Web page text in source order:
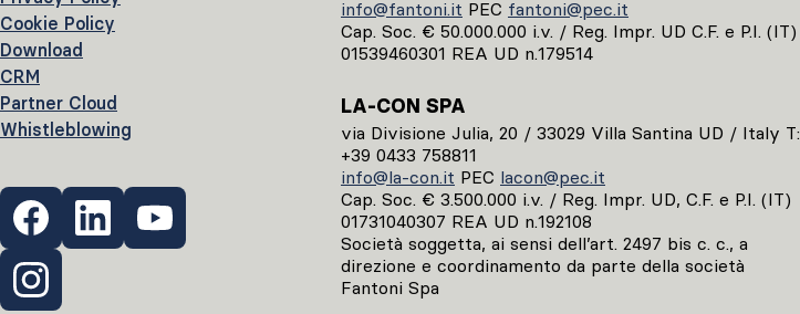
Cookie Policy
Download
CRM
Partner Cloud
Whistleblowing
info@fantoni.it PEC fantoni@pec.it
Cap. Soc. € 50.000.000 i.v. / Reg. Impr. UD C.F. e P.I. (IT)
01539460301 REA UD n.179514
LA-CON SPA
via Divisione Julia, 20 / 33029 Villa Santina UD / Italy T:
+39 0433 758811
info@la-con.it PEC lacon@pec.it
Cap. Soc. € 3.500.000 i.v. / Reg. Impr. UD, C.F. e P.I. (IT)
01731040307 REA UD n.192108
Società soggetta, ai sensi dell’art. 2497 bis c. c., a
direzione e coordinamento da parte della società
Fantoni Spa